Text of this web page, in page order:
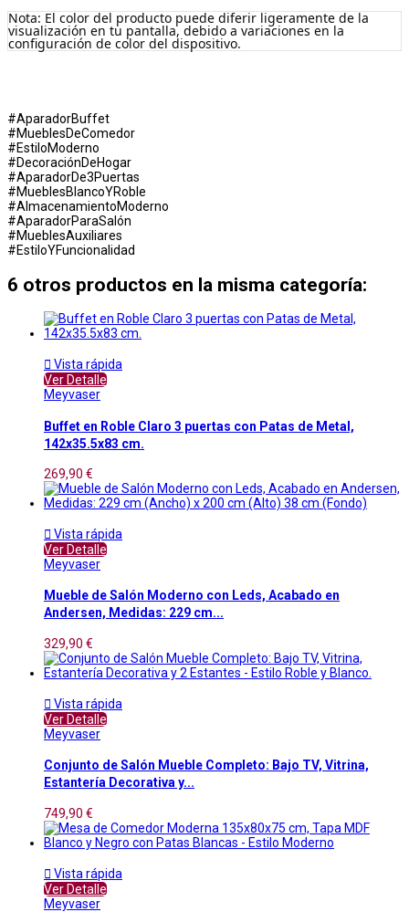
Nota: El color del producto puede diferir ligeramente de la
visualización en tu pantalla, debido a variaciones en la
configuración de color del dispositivo.
#AparadorBuffet
#MueblesDeComedor
#EstiloModerno
#DecoraciónDeHogar
#AparadorDe3Puertas
#MueblesBlancoYRoble
#AlmacenamientoModerno
#AparadorParaSalón
#MueblesAuxiliares
#EstiloYFuncionalidad
6 otros productos en la misma categoría:
 Vista rápida
Ver Detalle
Meyvaser
Buffet en Roble Claro 3 puertas con Patas de Metal,
142x35.5x83 cm.
269,90 €
 Vista rápida
Ver Detalle
Meyvaser
Mueble de Salón Moderno con Leds, Acabado en
Andersen, Medidas: 229 cm...
329,90 €
 Vista rápida
Ver Detalle
Meyvaser
Conjunto de Salón Mueble Completo: Bajo TV, Vitrina,
Estantería Decorativa y...
749,90 €
 Vista rápida
Ver Detalle
Meyvaser